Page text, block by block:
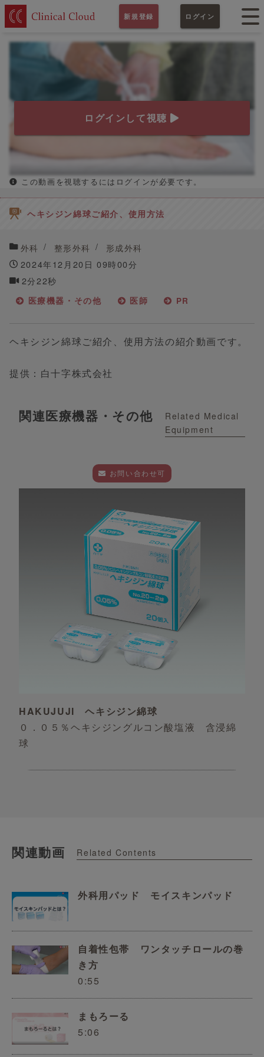
新規登録 ログイン
ログインして視聴
この動画を視聴するにはログインが必要です。
ヘキシジン綿球ご紹介、使用方法
外科 整形外科
形成外科
2024年12月20日 09時00分
2分22秒
医療機器・その他 医師 PR
ヘキシジン綿球ご紹介、使用方法の紹介動画です。
提供：白十字株式会社
関連医療機器・その他
Related Medical
Equipment
お問い合わせ可
HAKUJUJI ヘキシジン綿球
０．０５％ヘキシジングルコン酸塩液 含浸綿
球
関連動画 Related Contents
外科用パッド モイスキンパッド
自着性包帯 ワンタッチロールの巻
き方
0:55
まもろーる
5:06